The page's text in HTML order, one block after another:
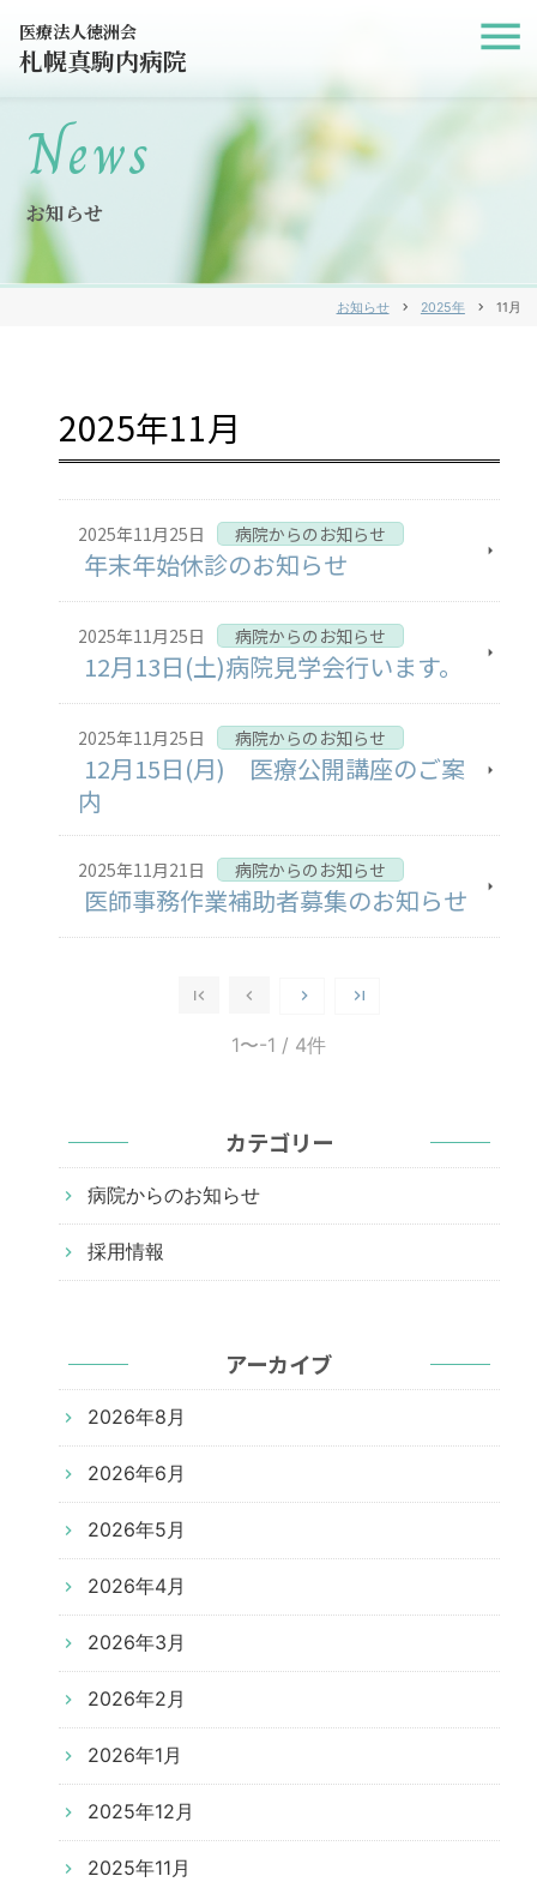
医療法人徳洲会
札幌真駒内病院
お知らせ
News
お知らせ chevron_right 2025年 chevron_right 11月
2025年11月
年末年始休診のお知らせ
2025年11月25日 病院からのお知らせ
12月13日(土)病院見学会行います。
2025年11月25日 病院からのお知らせ
12月15日(月) 医療公開講座のご案
内
2025年11月25日 病院からのお知らせ
医師事務作業補助者募集のお知らせ
2025年11月21日 病院からのお知らせ
1〜-1 / 4件
カテゴリー
病院からのお知らせ
採用情報
アーカイブ
2026年8月
2026年6月
2026年5月
2026年4月
2026年3月
2026年2月
2026年1月
2025年12月
2025年11月